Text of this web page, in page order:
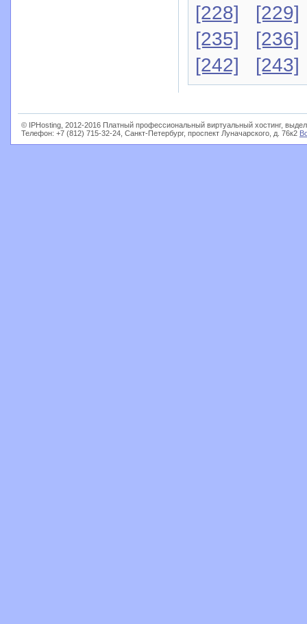
[228]
[229]
[235]
[236]
[242]
[243]
© IPHosting, 2012-2016 Платный профессиональный виртуальный хостинг,
Телефон: +7 (812) 715-32-24, Санкт-Петербург, проспект Луначарского, д. 76к2